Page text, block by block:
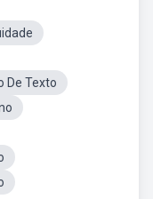
De Texto